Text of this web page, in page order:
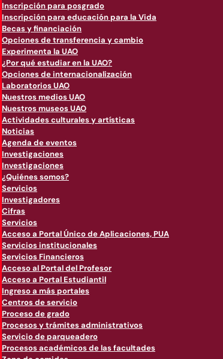
Inscripción para posgrado
Inscripción para educación para la Vida
Becas y financiación
Opciones de transferencia y cambio
Experimenta la UAO
¿Por qué estudiar en la UAO?
Opciones de internacionalización
Laboratorios UAO
Nuestros medios UAO
Nuestros museos UAO
Actividades culturales y artísticas
Noticias
Agenda de eventos
Investigaciones
Investigaciones
¿Quiénes somos?
Servicios
Investigadores
Cifras
Servicios
Acceso a Portal Único de Aplicaciones, PUA
Servicios institucionales
Servicios Financieros
Acceso al Portal del Profesor
Acceso a Portal Estudiantil
Ingreso a más portales
Centros de servicio
Proceso de grado
Procesos y trámites administrativos
Servicio de parqueadero
Procesos académicos de las facultades